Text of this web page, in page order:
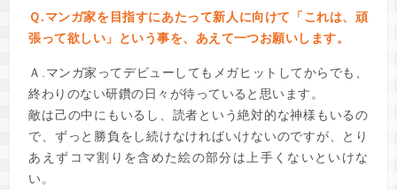
Ｑ.マンガ家を目指すにあたって新人に向けて「これは、頑
張って欲しい」という事を、あえて一つお願いします。
Ａ.マンガ家ってデビューしてもメガヒットしてからでも、
終わりのない研鑽の日々が待っていると思います。
敵は己の中にもいるし、読者という絶対的な神様もいるの
で、ずっと勝負をし続けなければいけないのですが、とり
あえずコマ割りを含めた絵の部分は上手くないといけな
い。